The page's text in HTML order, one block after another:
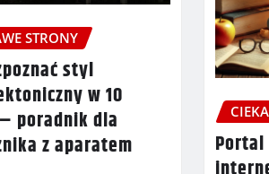
STRONY
styl
w 10
poradnik dla
z aparatem